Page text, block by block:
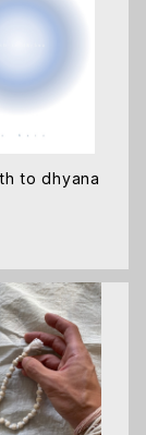
to dhyana